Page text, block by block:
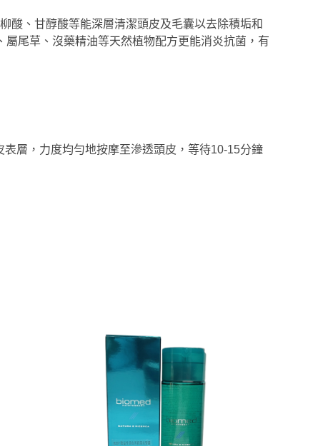
酸、甘醇酸等能深層清潔頭皮及毛囊以去除積垢和
屬尾草、沒藥精油等天然植物配方更能消炎抗菌，有
層，力度均勻地按摩至滲透頭皮，等待10-15分鐘